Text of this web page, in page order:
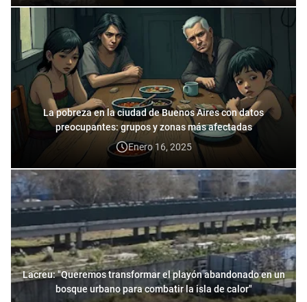
La pobreza en la ciudad de Buenos Aires con datos
preocupantes: grupos y zonas más afectadas
Enero 16, 2025
Lacreu: "Queremos transformar el playón abandonado en un
bosque urbano para combatir la isla de calor"